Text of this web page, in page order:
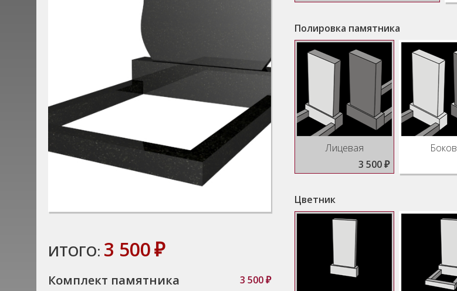
ИТОГО: 3 500₽
Комплект памятника 3 500₽
Полировка памятника
Лицевая
3 500 ₽
Цветник